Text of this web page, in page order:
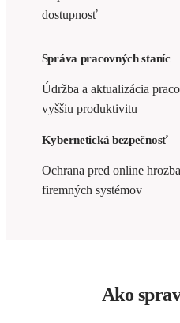
dostupnosť
Správa pracovných staníc
Údržba a aktualizácia
vyššiu produktivitu
Kybernetická bezpečnosť
Ochrana pred online
firemných systémov
Ako